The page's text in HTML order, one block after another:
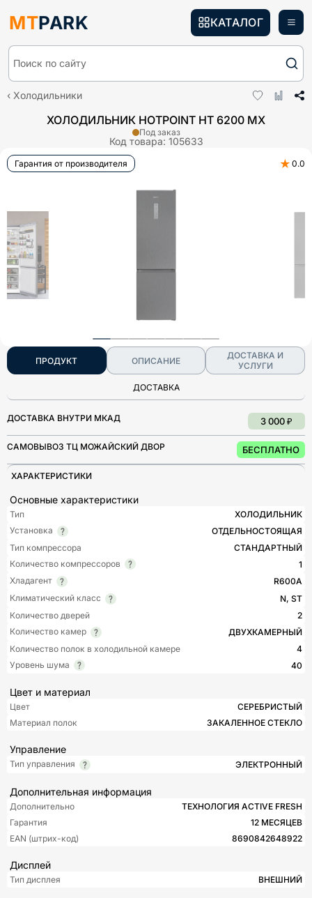
MTPARK
Поиск по сайту
КАТАЛОГ
Холодильники
ХОЛОДИЛЬНИК HOTPOINT HT 6200 MX
Код товара: 105633
Под заказ
Гарантия от производителя ★ 0.0
ПРОДУКТ ОПИСАНИЕ
ДОСТАВКА И
УСЛУГИ
ДОСТАВКА
ДОСТАВКА ВНУТРИ МКАД 3 000 ₽
САМОВЫВОЗ ТЦ МОЖАЙСКИЙ ДВОР БЕСПЛАТНО
ХАРАКТЕРИСТИКИ
Основные характеристики
Тип
ХОЛОДИЛЬНИК
Установка
ОТДЕЛЬНОСТОЯЩАЯ
Тип компрессора
СТАНДАРТНЫЙ
Количество компрессоров
1
Хладагент
R600A
Климатический класс
N, ST
Количество дверей
2
Количество камер
ДВУХКАМЕРНЫЙ
Количество полок в холодильной камере
4
Уровень шума
40
Цвет и материал
Цвет
СЕРЕБРИСТЫЙ
Материал полок
ЗАКАЛЕННОЕ СТЕКЛО
Управление
Тип управления ЭЛЕКТРОННЫЙ
Дополнительная информация
Дополнительно
ТЕХНОЛОГИЯ ACTIVE FRESH
Гарантия
12 МЕСЯЦЕВ
EAN (штрих-код)
8690842648922
Дисплей
Тип дисплея ВНЕШНИЙ